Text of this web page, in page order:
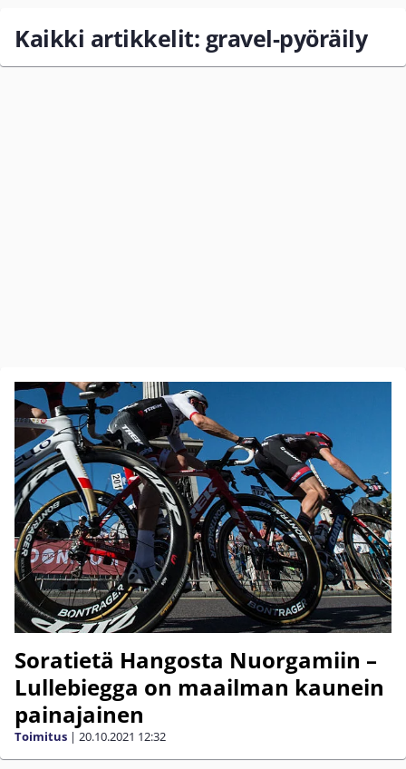
Kaikki artikkelit: gravel-pyöräily
Soratietä Hangosta Nuorgamiin –
Lullebiegga on maailman kaunein
painajainen
Toimitus | 20.10.2021 12:32